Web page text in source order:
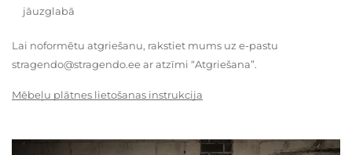
jāuzglabā
Lai noformētu atgriešanu, rakstiet mums uz e-pastu
stragendo@stragendo.ee ar atzīmi “Atgriešana”.
Mēbeļu plātnes lietošanas instrukcija